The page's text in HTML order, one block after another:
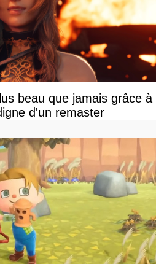
beau que jamais grâce à
d'un remaster